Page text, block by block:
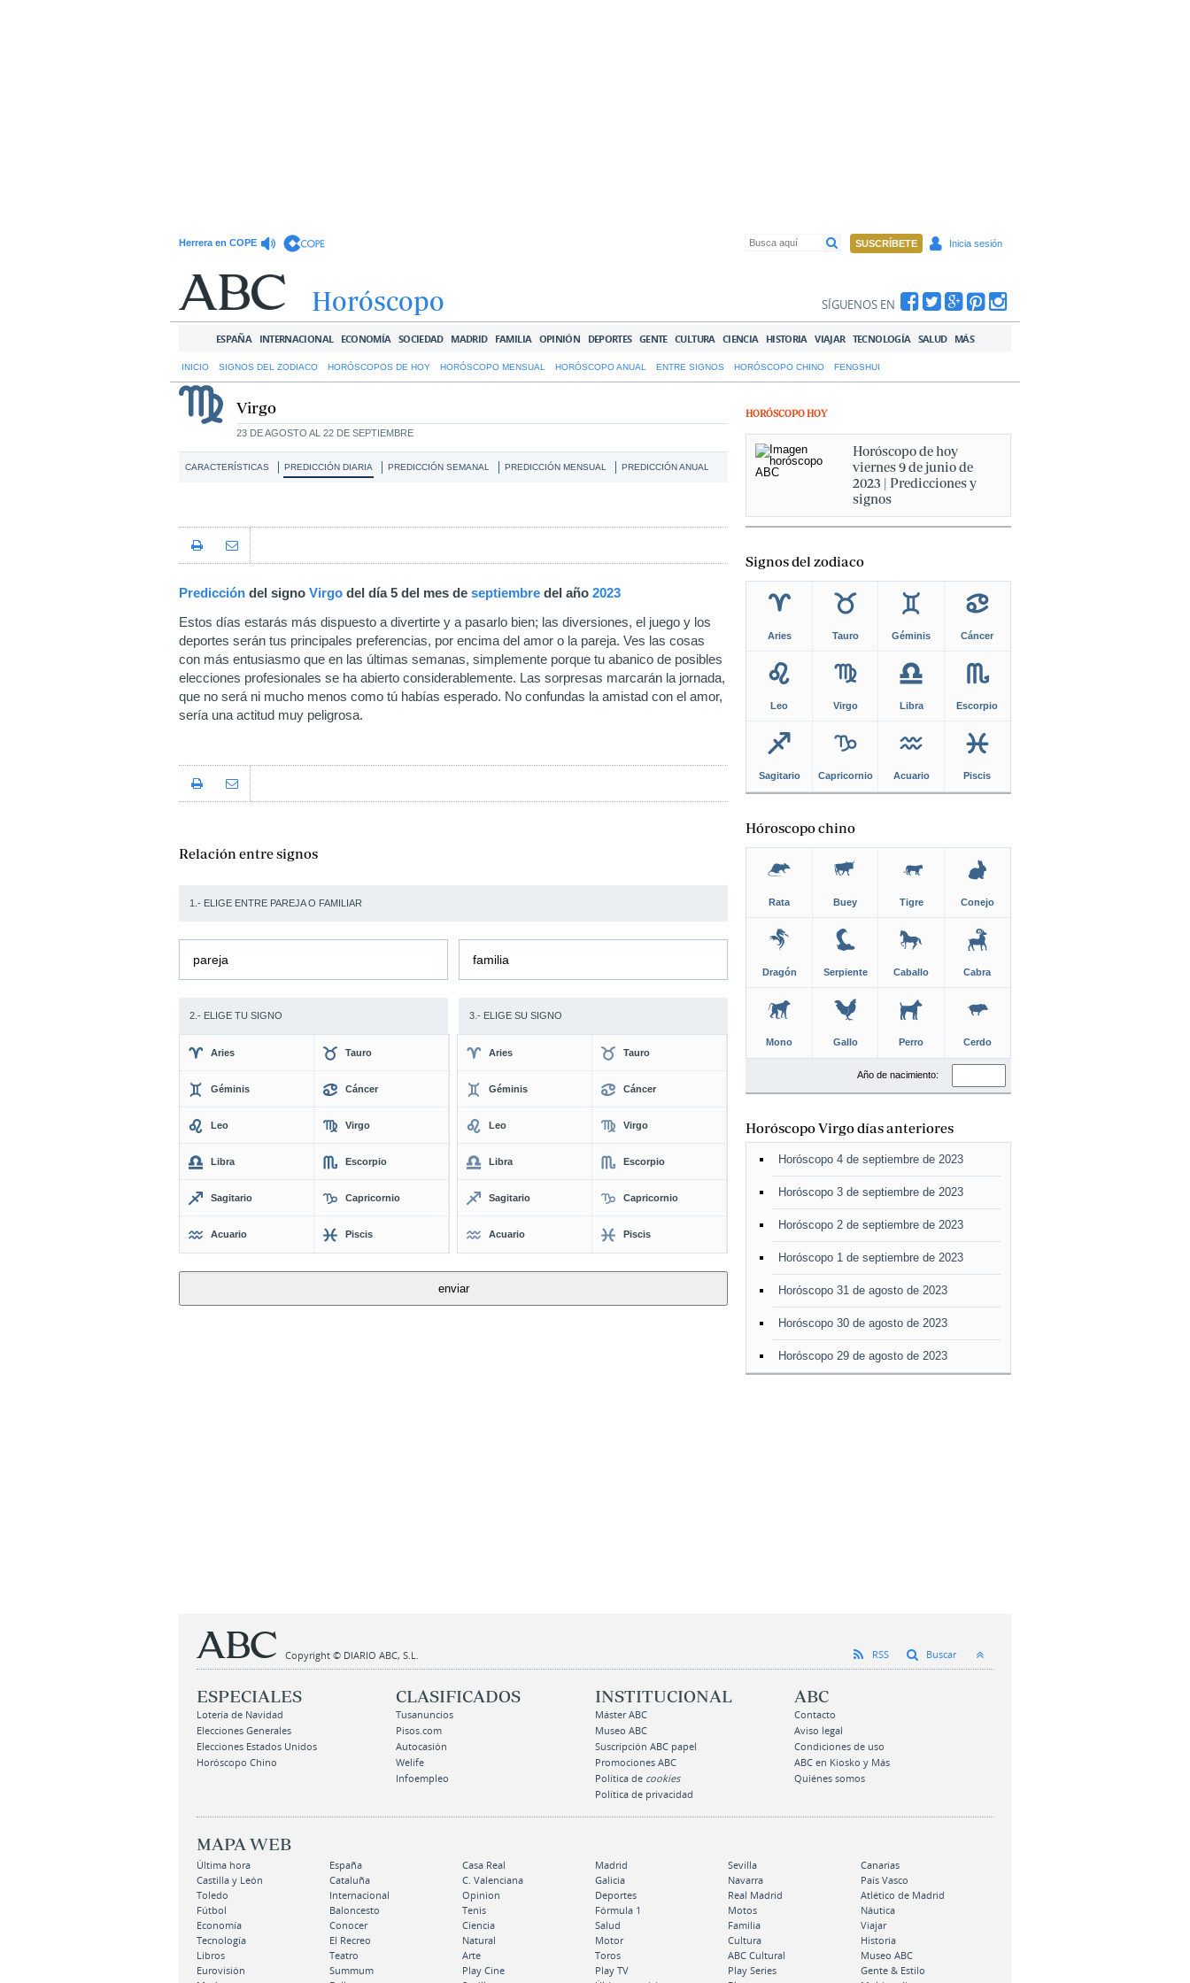
SUSCRÍBETE Inicia sesión
Herrera en COPE
SÍGUENOS EN
ESPAÑA INTERNACIONAL ECONOMÍA SOCIEDAD MADRID FAMILIA OPINIÓN DEPORTES GENTE CULTURA CIENCIA HISTORIA VIAJAR TECNOLOGÍA SALUD MÁS
INICIO SIGNOS DEL ZODIACO HORÓSCOPOS DE HOY HORÓSCOPO MENSUAL HORÓSCOPO ANUAL ENTRE SIGNOS HORÓSCOPO CHINO FENGSHUI
Horóscopo
Virgo
23 DE AGOSTO AL 22 DE SEPTIEMBRE
CARACTERÍSTICAS PREDICCIÓN DIARIA PREDICCIÓN SEMANAL PREDICCIÓN MENSUAL PREDICCIÓN ANUAL
Predicción del signo Virgo del día 5 del mes de septiembre del año 2023
Estos días estarás más dispuesto a divertirte y a pasarlo bien; las diversiones, el juego y los
deportes serán tus principales preferencias, por encima del amor o la pareja. Ves las cosas
con más entusiasmo que en las últimas semanas, simplemente porque tu abanico de posibles
elecciones profesionales se ha abierto considerablemente. Las sorpresas marcarán la jornada,
que no será ni mucho menos como tú habías esperado. No confundas la amistad con el amor,
sería una actitud muy peligrosa.
Relación entre signos
1.- ELIGE ENTRE PAREJA O FAMILIAR
pareja familia
2.- ELIGE TU SIGNO 3.- ELIGE SU SIGNO
Aries Tauro
Géminis Cáncer
Leo Virgo
Libra Escorpio
Sagitario Capricornio
Acuario Piscis
Aries Tauro
Géminis Cáncer
Leo Virgo
Libra Escorpio
Sagitario Capricornio
Acuario Piscis
HORÓSCOPO HOY
Horóscopo de hoy
viernes 9 de junio de
2023 | Predicciones y
signos
Signos del zodiaco
Aries Tauro Géminis Cáncer
Leo Virgo Libra Escorpio
Sagitario Capricornio Acuario Piscis
Hóroscopo chino
Rata Buey Tigre Conejo
Dragón Serpiente Caballo Cabra
Mono Gallo Perro Cerdo
Año de nacimiento:
Horóscopo Virgo días anteriores
Horóscopo 4 de septiembre de 2023
Horóscopo 3 de septiembre de 2023
Horóscopo 2 de septiembre de 2023
Horóscopo 1 de septiembre de 2023
Horóscopo 31 de agosto de 2023
Horóscopo 30 de agosto de 2023
Horóscopo 29 de agosto de 2023
Copyright © DIARIO ABC, S.L. RSS Buscar
ESPECIALES
Lotería de Navidad
Elecciones Generales
Elecciones Estados Unidos
Horóscopo Chino
CLASIFICADOS
Tusanuncios
Pisos.com
Autocasión
Welife
Infoempleo
INSTITUCIONAL
Máster ABC
Museo ABC
Suscripción ABC papel
Promociones ABC
Política de cookies
Política de privacidad
ABC
Contacto
Aviso legal
Condiciones de uso
ABC en Kiosko y Más
Quiénes somos
MAPA WEB
Última hora España Casa Real Madrid Sevilla
Canarias
Castilla y León
Cataluña C. Valenciana Galicia Navarra
País Vasco
Toledo
Internacional Opinion Deportes Real Madrid
Atlético de Madrid
Fútbol
Baloncesto Tenis Fórmula 1 Motos
Náutica
Economía
Conocer Ciencia Salud Familia
Viajar
Tecnología
El Recreo Natural Motor Cultura
Historia
Libros
Teatro Arte Toros ABC Cultural
Museo ABC
Eurovisión
Summum Play Cine Play TV Play Series
Gente & Estilo